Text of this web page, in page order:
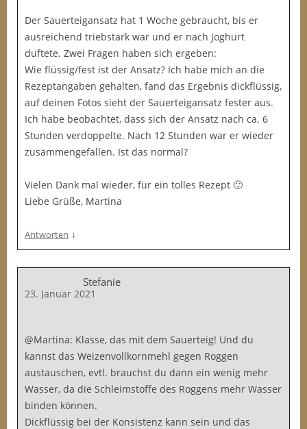
Der Sauerteigansatz hat 1 Woche gebraucht, bis er
ausreichend triebstark war und er nach Joghurt
duftete. Zwei Fragen haben sich ergeben:
Wie flüssig/fest ist der Ansatz? Ich habe mich an die
Rezeptangaben gehalten, fand das Ergebnis dickflüssig,
auf deinen Fotos sieht der Sauerteigansatz fester aus.
Ich habe beobachtet, dass sich der Ansatz nach ca. 6
Stunden verdoppelte. Nach 12 Stunden war er wieder
zusammengefallen. Ist das normal?
Vielen Dank mal wieder, für ein tolles Rezept 🙂
Liebe Grüße, Martina
Antworten ↓
Stefanie
23. Januar 2021
@Martina: Klasse, das mit dem Sauerteig! Und du
kannst das Weizenvollkornmehl gegen Roggen
austauschen, evtl. brauchst du dann ein wenig mehr
Wasser, da die Schleimstoffe des Roggens mehr Wasser
binden können.
Dickflüssig bei der Konsistenz kann sein und das